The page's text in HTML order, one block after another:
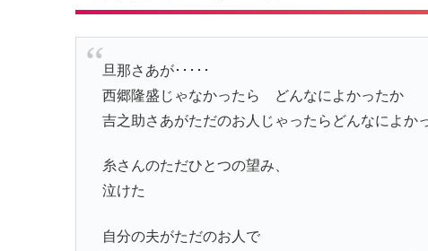
旦那さあが･････
西郷隆盛じゃなかったら どんなによかったか
吉之助さあがただのお人じゃったらどんなによかっ
糸さんのただひとつの望み、
泣けた
自分の夫がただのお人で